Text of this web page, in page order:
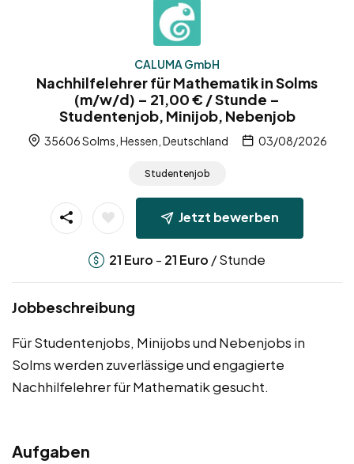
CALUMA GmbH
Nachhilfelehrer für Mathematik in Solms
(m/w/d) – 21,00 € / Stunde –
Studentenjob, Minijob, Nebenjob
35606 Solms, Hessen, Deutschland 03/08/2026
Studentenjob
Jetzt bewerben
21 Euro - 21 Euro / Stunde
Jobbeschreibung
Für Studentenjobs, Minijobs und Nebenjobs in
Solms werden zuverlässige und engagierte
Nachhilfelehrer für Mathematik gesucht.
Aufgaben